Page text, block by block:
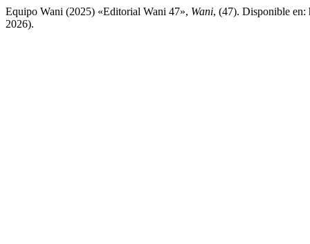
Equipo Wani (2025) «Editorial Wani 47», Wani, (47). Disponible en:
2026).